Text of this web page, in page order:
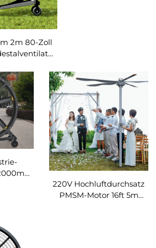
2m 80-Zoll
220V Hochluftdurchsatz
PMSM-Motor 16ft 5m